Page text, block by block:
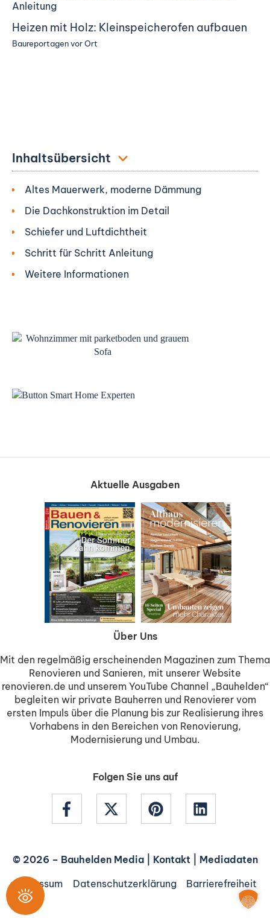
Heizen mit Holz: Kleinspeicherofen aufbauen
Baureportagen vor Ort
Inhaltsübersicht
Altes Mauerwerk, moderne Dämmung
Die Dachkonstruktion im Detail
Schiefer und Luftdichtheit
Schritt für Schritt Anleitung
Weitere Informationen
Aktuelle Ausgaben
Über Uns
Mit den regelmäßig erscheinenden Magazinen zum Thema
Renovieren und Sanieren, mit unserer Website
renovieren.de und unserem YouTube Channel „Bauhelden“
begleiten wir private Bauherren und Renovierer vom
ersten Impuls über die Planung bis zur Realisierung ihres
Vorhabens in den Bereichen von Renovierung,
Modernisierung und Umbau.
Folgen Sie uns auf
© 2026 – Bauhelden Media| Kontakt| Mediadaten
Impressum
Datenschutzerklärung Barrierefreiheit